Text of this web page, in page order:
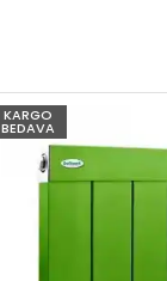
KARGO
BEDAVA